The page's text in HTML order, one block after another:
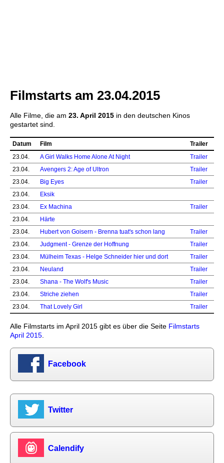
Filmstarts am 23.04.2015
Alle Filme, die am 23. April 2015 in den deutschen Kinos
gestartet sind.
Datum Film
Trailer
23.04.
A Girl Walks Home Alone At Night
Trailer
23.04.
Avengers 2: Age of Ultron
Trailer
23.04.
Big Eyes
Trailer
23.04.
Eksik
23.04.
Ex Machina
Trailer
23.04.
Härte
23.04.
Hubert von Goisern - Brenna tuat's schon lang
Trailer
23.04.
Judgment - Grenze der Hoffnung
Trailer
23.04.
Mülheim Texas - Helge Schneider hier und dort
Trailer
23.04.
Neuland
Trailer
23.04.
Shana - The Wolf's Music
Trailer
23.04.
Striche ziehen
Trailer
23.04.
That Lovely Girl Trailer
Alle Filmstarts im April 2015 gibt es über die Seite Filmstarts
April 2015
Facebook
Twitter
Calendify